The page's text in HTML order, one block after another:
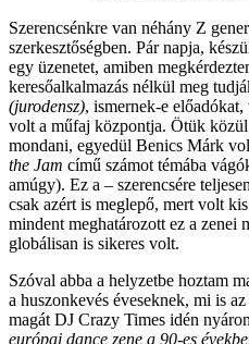
Szerencsénkre van néhány Z
szerkesztőségben. Pár napja,
egy üzenetet, amiben
keresőalkalmazás nélkül meg
(jurodensz), ismernek-e
volt a műfaj központja. Ötük
mondani, egyedül Benics Márk
the Jam című számot témába
amúgy). Ez a – szerencsére
csak azért is meglepő, mert volt
mindent meghatározott ez a zenei
globálisan is sikeres volt.
Szóval abba a helyzetbe hoztam
a huszonkevés éveseknek, mi is
magát DJ Crazy Times idén
európai dance zene a 90-es